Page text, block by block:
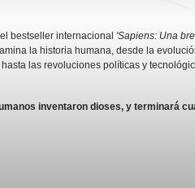
bestseller internacional 'Sapiens: Una
la historia humana, desde la
las revoluciones políticas y
inventaron dioses, y terminará